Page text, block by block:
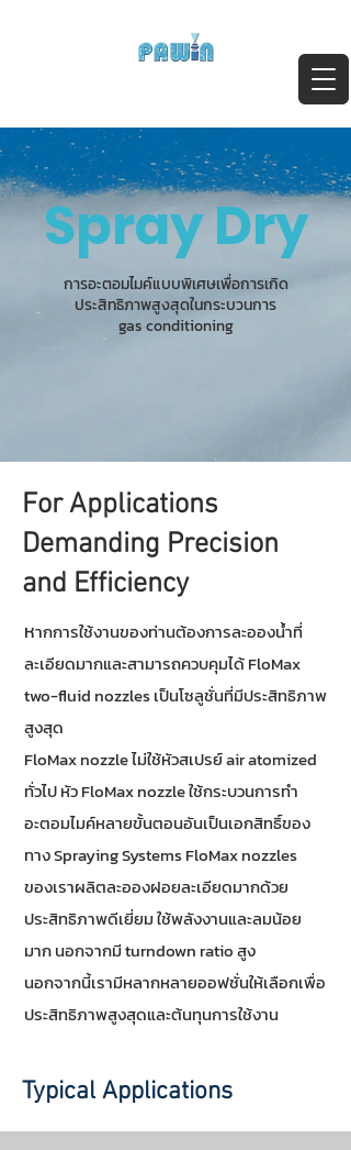
Spray Dry
การอะตอมไมค์แบบพิเศษเพื่อการเกิด
ประสิทธิภาพสูงสุดในกระบวนการ
gas conditioning
For Applications
Demanding Precision
and Efficiency
หากการใช้งานของท่านต้องการละอองน้ำที่
ละเอียดมากและสามารถควบคุมได้ FloMax
two-fluid nozzles เป็นโซลูชั่นที่มีประสิทธิภาพ
สูงสุด
FloMax nozzle ไม่ใช้หัวสเปรย์ air atomized
ทั่วไป หัว FloMax nozzle ใช้กระบวนการทำ
อะตอมไมค์หลายขั้นตอนอันเป็นเอกสิทธิ์ของ
ทาง Spraying Systems FloMax nozzles
ของเราผลิตละอองฝอยละเอียดมากด้วย
ประสิทธิภาพดีเยี่ยม ใช้พลังงานและลมน้อย
มาก นอกจากมี turndown ratio สูง
นอกจากนี้เรามีหลากหลายออฟชั่นให้เลือกเพื่อ
ประสิทธิภาพสูงสุดและต้นทุนการใช้งาน
Typical Applications